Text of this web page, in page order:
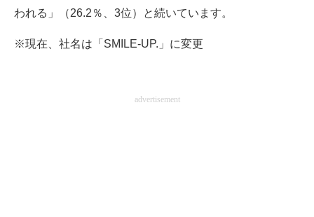
エネルギーの専門メディア
建設×テクノロジーの最前線
われる」（26.2％、3位）と続いています。
※現在、社名は「SMILE-UP.」に変更
advertisement